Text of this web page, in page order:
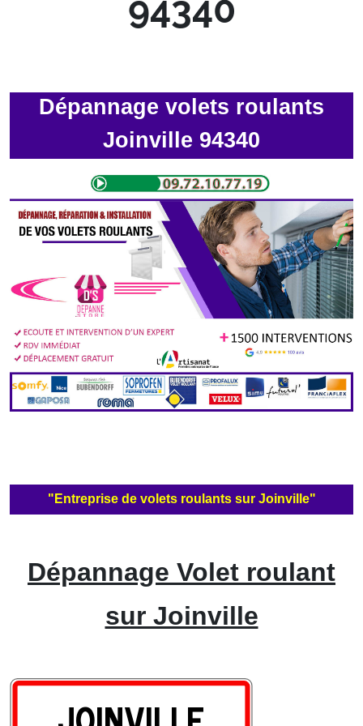
94340
Dépannage volets roulants
Joinville 94340
"Entreprise de volets roulants sur Joinville"
Dépannage Volet roulant
sur Joinville